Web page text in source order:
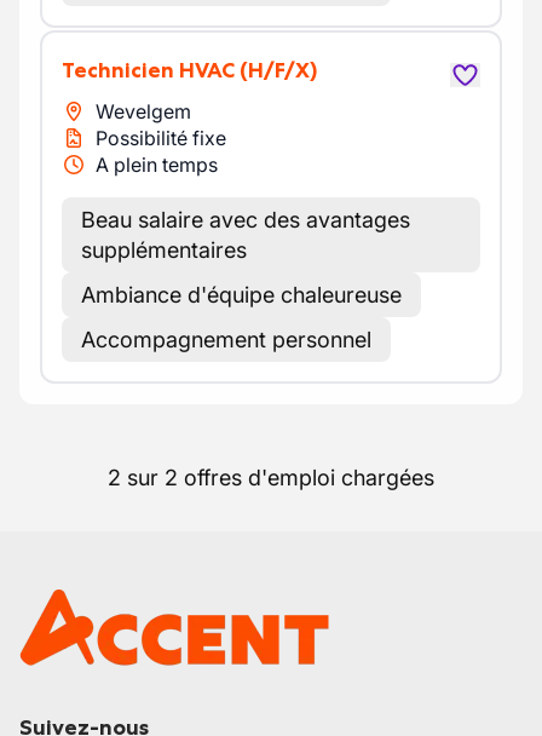
Technicien HVAC (H/F/X)
Wevelgem
Possibilité fixe
A plein temps
Beau salaire avec des avantages
supplémentaires
Ambiance d'équipe chaleureuse
Accompagnement personnel
2 sur 2 offres d'emploi chargées
Suivez-nous